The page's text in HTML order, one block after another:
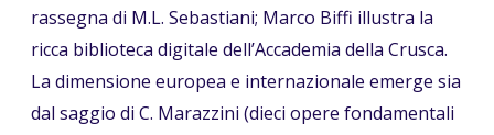
rassegna di M.L. Sebastiani; Marco Biffi illustra la
ricca biblioteca digitale dell’Accademia della Crusca.
La dimensione europea e internazionale emerge sia
dal saggio di C. Marazzini (dieci opere fondamentali